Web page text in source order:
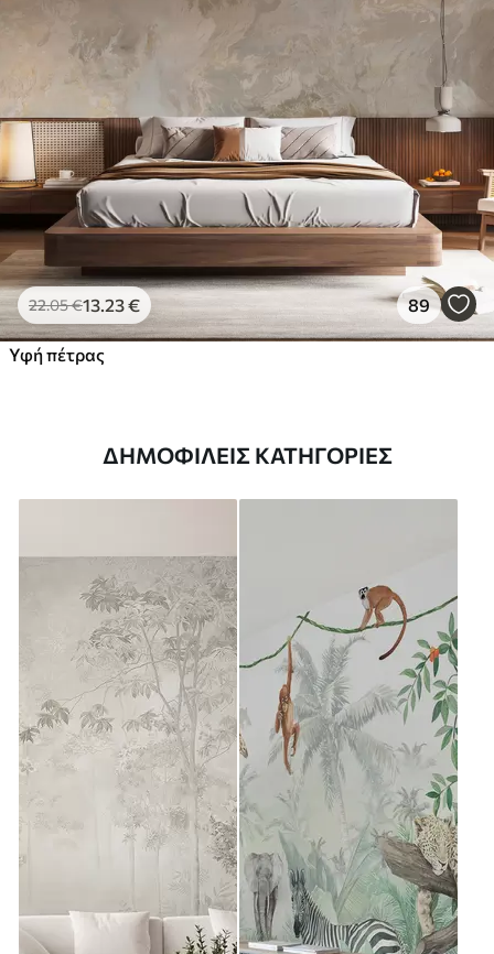
22.05€13 .23€ 89
Υφή πέτρας
ΔΗΜΟΦΙΛΕΊΣ ΚΑΤΗΓΟΡΊΕΣ